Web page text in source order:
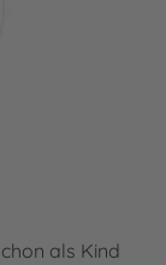
als Kind